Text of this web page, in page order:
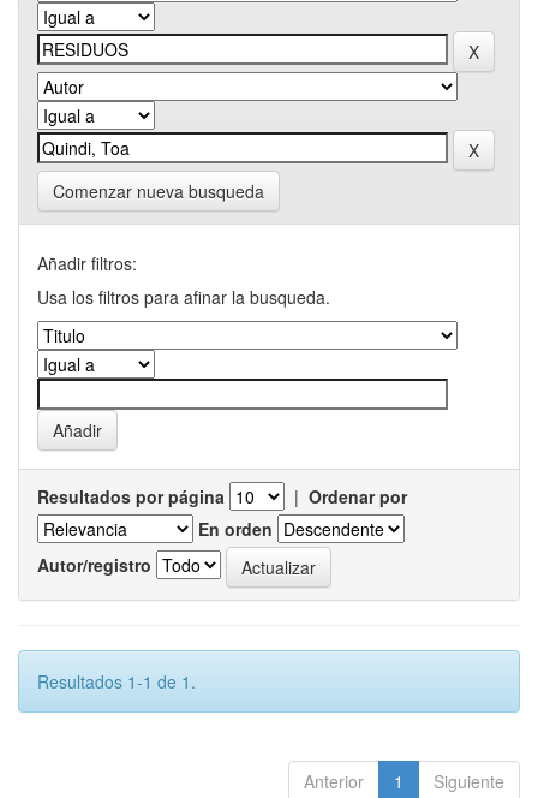
Comenzar nueva busqueda
Añadir filtros:
Usa los filtros para afinar la busqueda.
Resultados por página | Ordenar por
En orden
Autor/registro
Resultados 1-1 de 1.
Anterior 1 Siguiente